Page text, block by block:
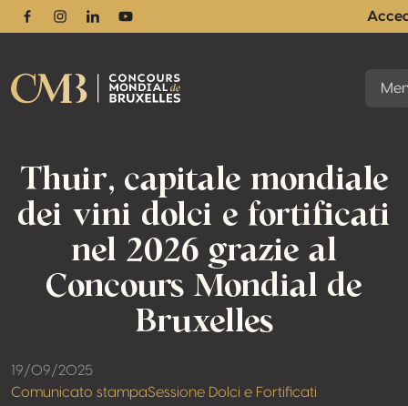
FacebookInstagram
LinkedinYoutube
Thuir, capitale mondiale
dei vini dolci e fortificati
nel 2026 grazie al
Concours Mondial de
Bruxelles
19/09/2025
Comunicato stampaSessione Dolci e Fortificati